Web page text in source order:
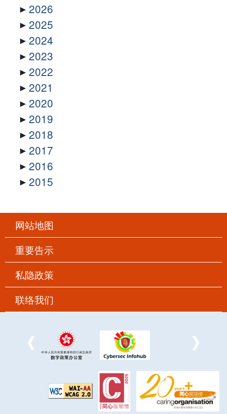
2026
2025
2024
2023
2022
2021
2020
2019
2018
2017
2016
2015
网站地图
重要告示
私隐政策
联络我们